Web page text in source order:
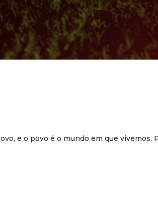
e o povo é o mundo em que vivemos.